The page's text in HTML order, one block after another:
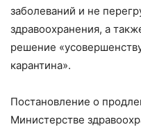
заболеваний и не
здравоохранения, а
решение
карантина».
Постановление о
Министерстве